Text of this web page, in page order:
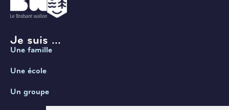
Je suis ...
Une famille
Une école
Un groupe